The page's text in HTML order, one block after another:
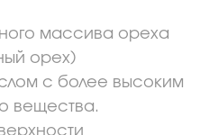
массива ореха
орех)
с более высоким
вещества.